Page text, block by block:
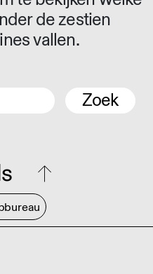
de zestien
vallen.
Zoek